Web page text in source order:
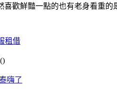
喜歡鮮豔一點的也有老身看重
租借
)
嗨了